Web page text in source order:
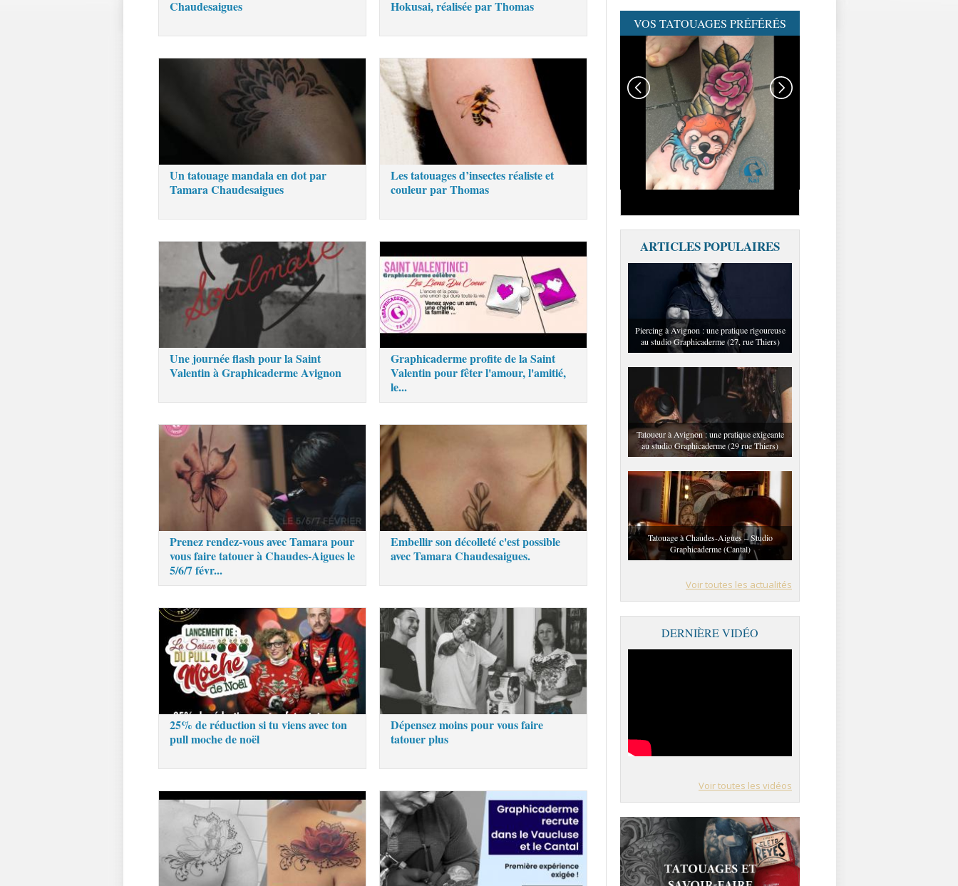
Chaudesaigues
Hokusai, réalisée par Thomas
Un tatouage mandala en dot par
Tamara Chaudesaigues
Les tatouages d’insectes réaliste et
couleur par Thomas
Une journée flash pour la Saint
Valentin à Graphicaderme Avignon
Graphicaderme profite de la Saint
Valentin pour fêter l'amour, l'amitié,
le...
Prenez rendez-vous avec Tamara pour
vous faire tatouer à Chaudes-Aigues le
5/6/7 févr...
Embellir son décolleté c'est possible
avec Tamara Chaudesaigues.
25% de réduction si tu viens avec ton
pull moche de noël
Dépensez moins pour vous faire
tatouer plus
VOS TATOUAGES PRÉFÉRÉS
GRAPHICADERME-
TATOUAGENEOTRAD-
NEOTRAD-AVIGNON-
MEILLEURSTATOUEURS
ARTICLES POPULAIRES
Piercing à Avignon : une pratique rigoureuse
au studio Graphicaderme (27, rue Thiers)
Tatoueur à Avignon : une pratique exigeante
au studio Graphicaderme (29 rue Thiers)
Tatouage à Chaudes-Aigues – Studio
Graphicaderme (Cantal)
Voir toutes les actualités
DERNIÈRE VIDÉO
Voir toutes les vidéos